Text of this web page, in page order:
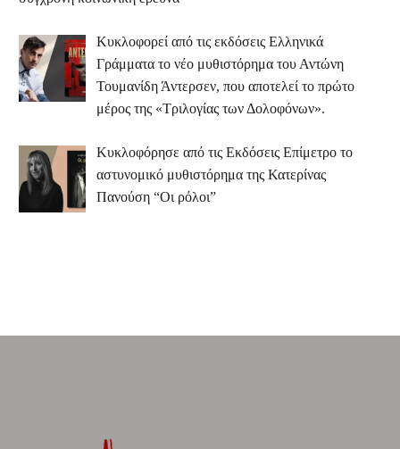
Κυκλοφορεί από τις εκδόσεις Ελληνικά
Γράμματα το νέο μυθιστόρημα του Αντώνη
Τουμανίδη Άντερσεν, που αποτελεί το πρώτο
μέρος της «Τριλογίας των Δολοφόνων».
Κυκλοφόρησε από τις Εκδόσεις Επίμετρο το
αστυνομικό μυθιστόρημα της Κατερίνας
Πανούση “Οι ρόλοι”